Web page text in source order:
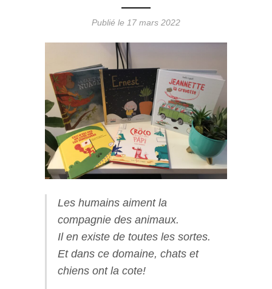
Publié le 17 mars 2022
Les humains aiment la
compagnie des animaux.
Il en existe de toutes les sortes.
Et dans ce domaine, chats et
chiens ont la cote!